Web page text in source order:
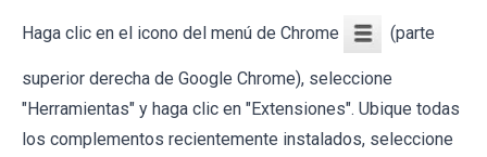
Haga clic en el icono del menú de Chrome (parte
superior derecha de Google Chrome), seleccione
"Herramientas" y haga clic en "Extensiones". Ubique todas
los complementos recientemente instalados, seleccione